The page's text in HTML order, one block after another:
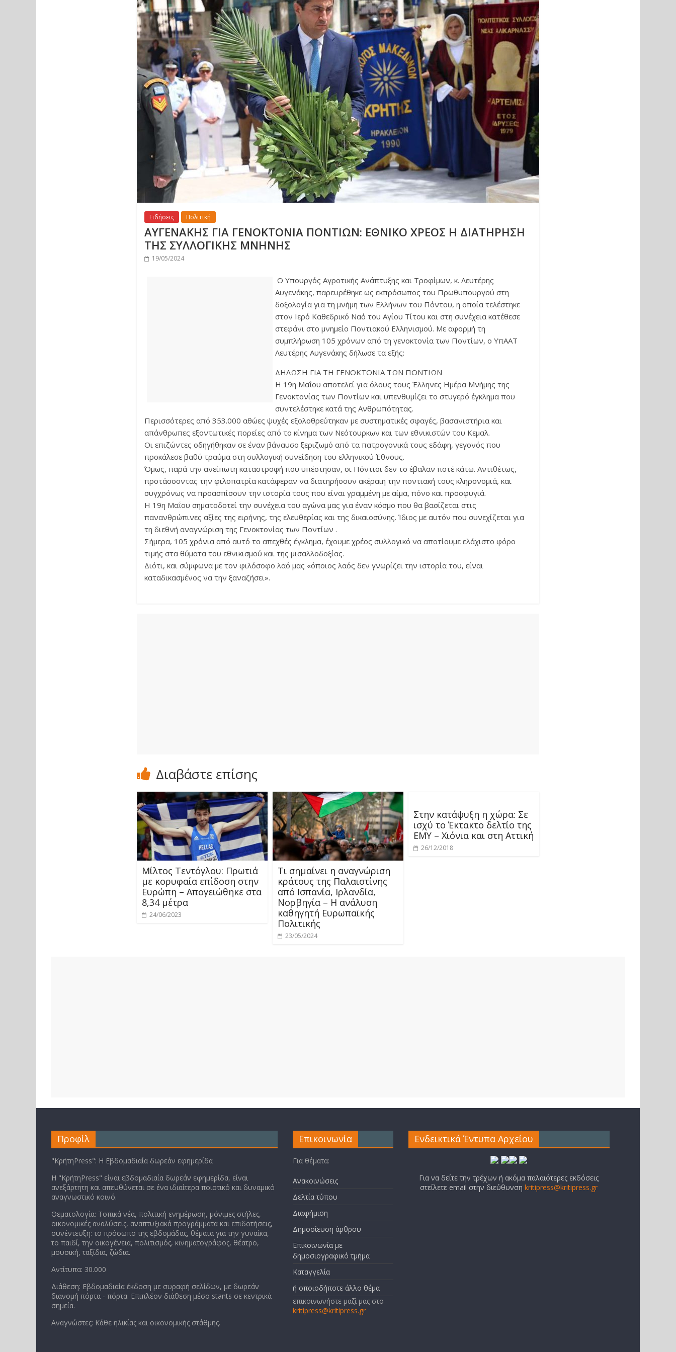
Ειδήσεις Πολιτική
ΑΥΓΕΝΑΚΗΣ ΓΙΑ ΓΕΝΟΚΤΟΝΙΑ ΠΟΝΤΙΩΝ: ΕΘΝΙΚΟ ΧΡΕΟΣ Η ΔΙΑΤΗΡΗΣΗ
ΤΗΣ ΣΥΛΛΟΓΙΚΗΣ ΜΝΗΝΗΣ
19/05/2024
Ο Υπουργός Αγροτικής Ανάπτυξης και Τροφίμων, κ. Λευτέρης
Αυγενάκης, παρευρέθηκε ως εκπρόσωπος του Πρωθυπουργού στη
δοξολογία για τη μνήμη των Ελλήνων του Πόντου, η οποία τελέστηκε
στον Ιερό Καθεδρικό Ναό του Αγίου Τίτου και στη συνέχεια κατέθεσε
στεφάνι στο μνημείο Ποντιακού Ελληνισμού. Με αφορμή τη
συμπλήρωση 105 χρόνων από τη γενοκτονία των Ποντίων, ο ΥπΑΑΤ
Λευτέρης Αυγενάκης δήλωσε τα εξής:
ΔΗΛΩΣΗ ΓΙΑ ΤΗ ΓΕΝΟΚΤΟΝΙΑ ΤΩΝ ΠΟΝΤΙΩΝ
Η 19η Μαΐου αποτελεί για όλους τους Έλληνες Ημέρα Μνήμης της
Γενοκτονίας των Ποντίων και υπενθυμίζει το στυγερό έγκλημα που
συντελέστηκε κατά της Ανθρωπότητας.
Περισσότερες από 353.000 αθώες ψυχές εξολοθρεύτηκαν με συστηματικές σφαγές, βασανιστήρια και
απάνθρωπες εξοντωτικές πορείες από το κίνημα των Νεότουρκων και των εθνικιστών του Κεμαλ.
Οι επιζώντες οδηγήθηκαν σε έναν βάναυσο ξεριζωμό από τα πατρογονικά τους εδάφη, γεγονός που
προκάλεσε βαθύ τραύμα στη συλλογική συνείδηση του ελληνικού Έθνους.
Όμως, παρά την ανείπωτη καταστροφή που υπέστησαν, οι Πόντιοι δεν το έβαλαν ποτέ κάτω. Αντιθέτως,
προτάσσοντας την φιλοπατρία κατάφεραν να διατηρήσουν ακέραιη την ποντιακή τους κληρονομιά, και
συγχρόνως να προασπίσουν την ιστορία τους που είναι γραμμένη με αίμα, πόνο και προσφυγιά.
Η 19η Μαΐου σηματοδοτεί την συνέχεια του αγώνα μας για έναν κόσμο που θα βασίζεται στις
πανανθρώπινες αξίες της ειρήνης, της ελευθερίας και της δικαιοσύνης. Ίδιος με αυτόν που συνεχίζεται για
τη διεθνή αναγνώριση της Γενοκτονίας των Ποντίων .
Σήμερα, 105 χρόνια από αυτό το απεχθές έγκλημα, έχουμε χρέος συλλογικό να αποτίουμε ελάχιστο φόρο
τιμής στα θύματα του εθνικισμού και της μισαλλοδοξίας.
Διότι, και σύμφωνα με τον φιλόσοφο λαό μας «όποιος λαός δεν γνωρίζει την ιστορία του, είναι
καταδικασμένος να την ξαναζήσει».
Διαβάστε επίσης
Μίλτος Τεντόγλου: Πρωτιά
με κορυφαία επίδοση στην
Ευρώπη – Απογειώθηκε στα
8,34 μέτρα
24/06/2023
Τι σημαίνει η αναγνώριση
κράτους της Παλαιστίνης
από Ισπανία, Ιρλανδία,
Νορβηγία – Η ανάλυση
καθηγητή Ευρωπαϊκής
Πολιτικής
23/05/2024
Στην κατάψυξη η χώρα: Σε
ισχύ το Έκτακτο δελτίο της
ΕΜΥ – Χιόνια και στη Αττική
26/12/2018
Προφίλ
"ΚρήτηPress": Η Εβδομαδιαία δωρεάν εφημερίδα
Η "ΚρήτηPress" είναι εβδομαδιαία δωρεάν εφημερίδα, είναι
ανεξάρτητη και απευθύνεται σε ένα ιδιαίτερα ποιοτικό και δυναμικό
αναγνωστικό κοινό.
Θεματολογία: Τοπικά νέα, πολιτική ενημέρωση, μόνιμες στήλες,
οικονομικές αναλύσεις, αναπτυξιακά προγράμματα και επιδοτήσεις,
συνέντευξη: το πρόσωπο της εβδομάδας, θέματα για την γυναίκα,
το παιδί, την οικογένεια, πολιτισμός, κινηματογράφος, θέατρο,
μουσική, ταξίδια, ζώδια.
Αντίτυπα: 30.000
Διάθεση: Εβδομαδιαία έκδοση με συραφή σελίδων, με δωρεάν
διανομή πόρτα - πόρτα. Επιπλέον διάθεση μέσο stants σε κεντρικά
σημεία.
Αναγνώστες: Κάθε ηλικίας και οικονομικής στάθμης.
Επικοινωνία
Για θέματα:
Ανακοινώσεις
Δελτία τύπου
Διαφήμιση
Δημοσίευση άρθρου
Επικοινωνία με
δημοσιογραφικό τμήμα
Καταγγελία
ή οποιοδήποτε άλλο θέμα
επικοινωνήστε μαζί μας στο
kritipress@kritipress.gr
Ενδεικτικά Έντυπα Αρχείου
Για να δείτε την τρέχων ή ακόμα παλαιότερες εκδόσεις
στείλετε email στην διεύθυνσηkritipress@kritipress.gr